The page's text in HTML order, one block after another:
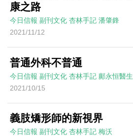
康之路
今日信報 副刊文化 杏林手記 潘肇鋒
2021/11/12
普通外科不普通
今日信報 副刊文化 杏林手記 鄺永恒醫生
2021/10/15
義肢矯形師的新視界
今日信報 副刊文化 杏林手記 梅沃